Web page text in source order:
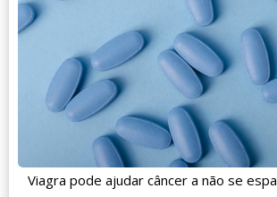
Viagra pode ajudar câncer a não se